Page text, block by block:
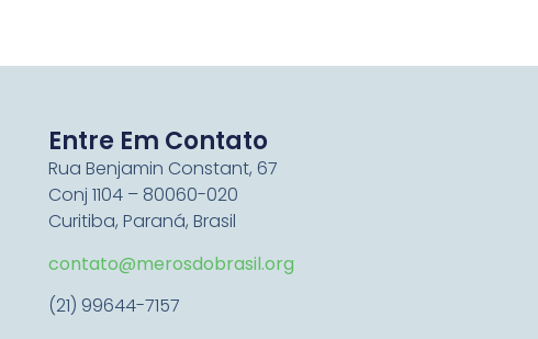
Entre Em Contato
Rua Benjamin Constant, 67
Conj 1104 – 80060-020
Curitiba, Paraná, Brasil
contato@merosdobrasil.org
(21) 99644-7157